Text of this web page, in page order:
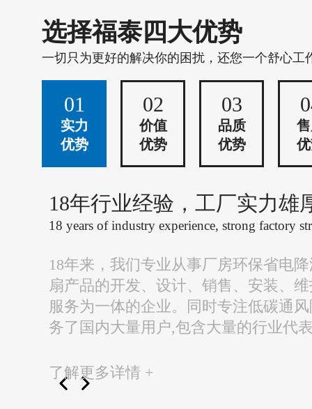
选择福泰四大优势
一切只为更好的解决你的困扰，还您一个舒心工
01
实力
优势
02
价值
优势
03
品质
优势
18年行业经验，工厂实力雄
18 years of industry experience, strong factory
18年来，我们专业从事厂房环保省电
扇产品的开发、设计、销售、安装、
服务为一体的企业。同时专注低碳通
务了国内大量用户,包含大量的行业代
了解更多详情 +